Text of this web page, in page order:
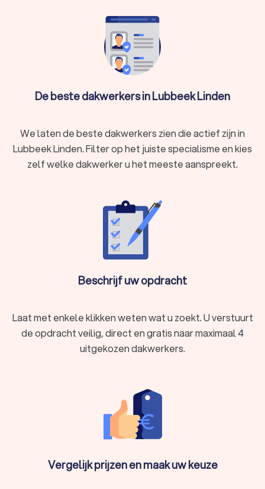
dakdekker je ook kiest, via Trustlocal maakt u een goede
keuze voor het dakdekkingsbedrijf. We kunnen u ook
helpen door direct prijsopgaven aan te vragen bij
verschillende dakdekkers. Zo kunt u eenvoudig de
dakdekkers vergelijken en de dakdekker kiezen die bij u
past.
De beste dakwerkers in Lubbeek Linden
We laten de beste dakwerkers zien die actief zijn in
Lubbeek Linden. Filter op het juiste specialisme en kies
zelf welke dakwerker u het meeste aanspreekt.
Beschrijf uw opdracht
Laat met enkele klikken weten wat u zoekt. U verstuurt
de opdracht veilig, direct en gratis naar maximaal 4
uitgekozen dakwerkers.
Vergelijk prijzen en maak uw keuze